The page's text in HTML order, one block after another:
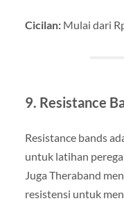
Cicilan:Mulai dari
9. Resistance
Resistance bands
untuk latihan
Juga Theraband
resistensi untuk